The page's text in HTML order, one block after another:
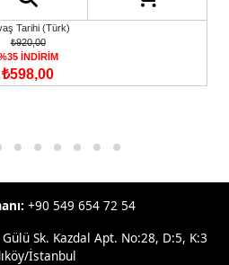
Tarihi (Türk)
₺920,00
İNDİRİM
₺598,00
+90 549 654 72 54
Sk. Kazdal Apt. No:28, D:5, K:3
İstanbul